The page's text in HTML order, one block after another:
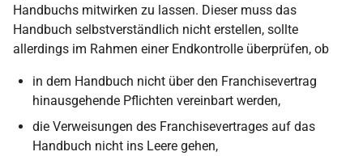
Handbuchs mitwirken zu lassen. Dieser muss das
Handbuch selbstverständlich nicht erstellen, sollte
allerdings im Rahmen einer Endkontrolle überprüfen, ob
in dem Handbuch nicht über den Franchisevertrag
hinausgehende Pflichten vereinbart werden,
die Verweisungen des Franchisevertrages auf das
Handbuch nicht ins Leere gehen,